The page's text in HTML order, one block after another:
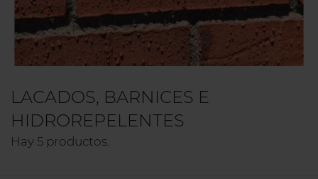
LACADOS, BARNICES E
HIDROREPELENTES
Hay 5 productos.